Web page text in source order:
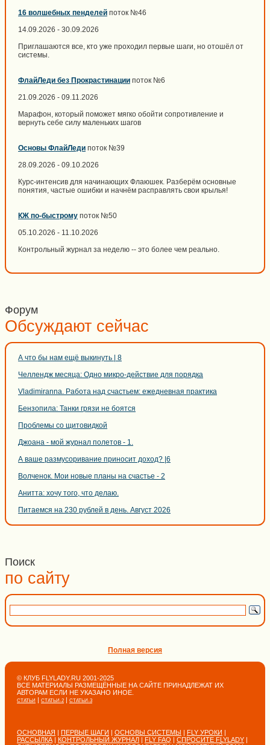
16 волшебных пенделей поток №46
14.09.2026 - 30.09.2026
Приглашаются все, кто уже проходил первые шаги, но отошёл от
системы.
ФлайЛеди без Прокрастинации поток №6
21.09.2026 - 09.11.2026
Марафон, который поможет мягко обойти сопротивление и
вернуть себе силу маленьких шагов
Основы ФлайЛеди поток №39
28.09.2026 - 09.10.2026
Курс-интенсив для начинающих Флаюшек. Разберём основные
понятия, частые ошибки и начнём расправлять свои крылья!
КЖ по-быстрому поток №50
05.10.2026 - 11.10.2026
Контрольный журнал за неделю -- это более чем реально.
Форум
Обсуждают сейчас
А что бы нам ещё выкинуть | 8
Челлендж месяца: Одно микро-действие для порядка
Vladimiranna. Работа над счастьем: ежедневная практика
Бензопила: Танки грязи не боятся
Проблемы со щитовидкой
Джоана - мой журнал полетов - 1.
А ваше размусоривание приносит доход? |6
Волченок. Мои новые планы на счастье - 2
Анитта: хочу того, что делаю.
Питаемся на 230 рублей в день. Август 2026
Поиск
по сайту
Полная версия
© КЛУБ FLYLADY.RU 2001-2025
ВСЕ МАТЕРИАЛЫ РАЗМЕЩЁННЫЕ НА САЙТЕ ПРИНАДЛЕЖАТ ИХ
АВТОРАМ ЕСЛИ НЕ УКАЗАНО ИНОЕ.
СТАТЬИ | СТАТЬИ-2 | СТАТЬИ-3
ОСНОВНАЯ | ПЕРВЫЕ ШАГИ | ОСНОВЫ СИСТЕМЫ | FLY УРОКИ |
РАССЫЛКА | КОНТРОЛЬНЫЙ ЖУРНАЛ | FLY FAQ | СПРОСИТЕ FLYLADY |